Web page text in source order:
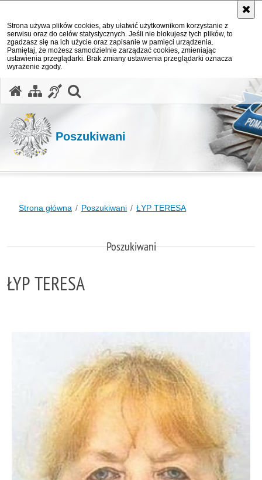
Strona używa plików cookies, aby ułatwić użytkownikom korzystanie z
serwisu oraz do celów statystycznych. Jeśli nie blokujesz tych plików, to
zgadzasz się na ich użycie oraz zapisanie w pamięci urządzenia.
Pamiętaj, że możesz samodzielnie zarządzać cookies, zmieniając
ustawienia przeglądarki. Brak zmiany ustawienia przeglądarki oznacza
wyrażenie zgody.
Poszukiwani
Strona główna Poszukiwani ŁYP TERESA
Poszukiwani
ŁYP TERESA